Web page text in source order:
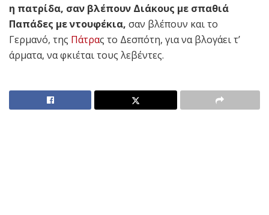
η πατρίδα, σαν βλέπουν Διάκους με σπαθιά
Παπάδες με ντουφέκια, σαν βλέπουν και το
Γερμανό, της Πάτρας το Δεσπότη, για να βλογάει τ’
άρματα, να φκιέται τους λεβέντες.